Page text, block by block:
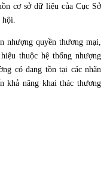
cơ sở dữ liệu của Cục Sở
hội.
nhượng quyền thương mại,
thuộc hệ thống nhượng
có đang tồn tại các nhãn
khả năng khai thác thương